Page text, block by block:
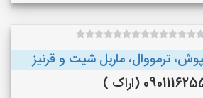
ترمووال، ماربل شیت و قرنیز
(اراک )